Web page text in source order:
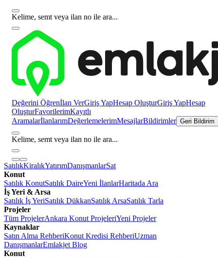
Kelime, semt veya ilan no ile ara...
Değerini Öğrenİlan VerGiriş YapHesap OluşturGiriş YapHesap
OluşturFavorilerimKayıtlı
AramalarİlanlarımDeğerlemelerimMesajlarBildirimler Geri Bildirim
Kelime, semt veya ilan no ile ara...
SatılıkKiralıkYatırımDanışmanlarSat
Konut
Satılık KonutSatılık DaireYeni İlanlarHaritada Ara
İş Yeri & Arsa
Satılık İş YeriSatılık DükkanSatılık ArsaSatılık Tarla
Projeler
Tüm ProjelerAnkara Konut ProjeleriYeni Projeler
Kaynaklar
Satın Alma RehberiKonut Kredisi RehberiUzman
DanışmanlarEmlakjet Blog
Konut